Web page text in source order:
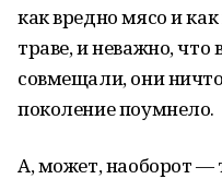
как вредно мясо и
траве, и неважно, что
совмещали, они
поколение поумнело.
А, может, наоборот —